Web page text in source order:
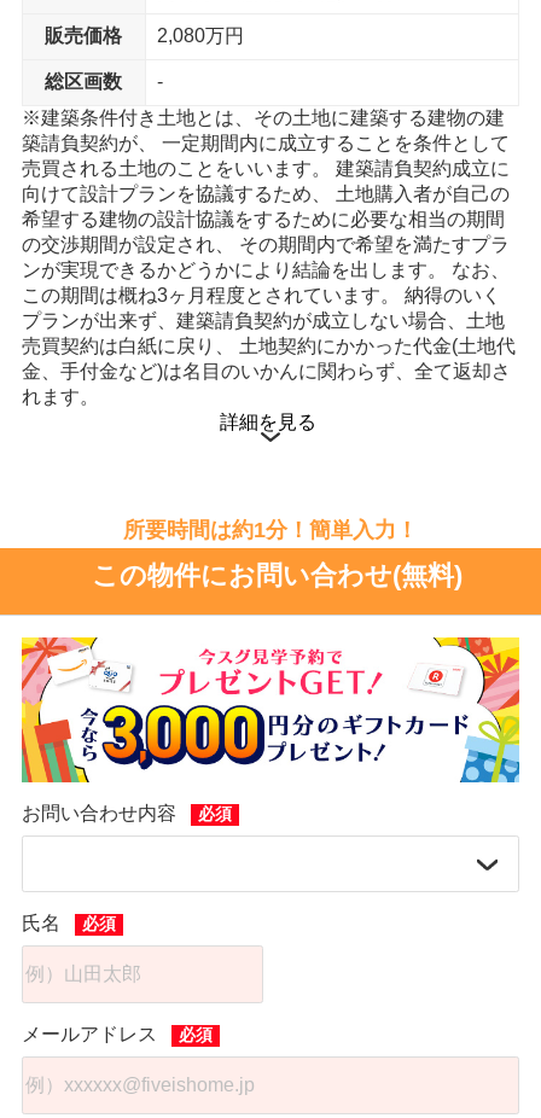
15分
スーパー
ヤオヒロ 東店 まで14分
内科
乾クリニック まで11分
販売価格 2,080万円
総区画数
-
※建築条件付き土地とは、その土地に建築する建物の建
築請負契約が、 一定期間内に成立することを条件として
売買される土地のことをいいます。 建築請負契約成立に
向けて設計プランを協議するため、 土地購入者が自己の
希望する建物の設計協議をするために必要な相当の期間
の交渉期間が設定され、 その期間内で希望を満たすプラ
ンが実現できるかどうかにより結論を出します。 なお、
この期間は概ね3ヶ月程度とされています。 納得のいく
プランが出来ず、建築請負契約が成立しない場合、土地
売買契約は白紙に戻り、 土地契約にかかった代金(土地代
金、手付金など)は名目のいかんに関わらず、全て返却さ
れます。
詳細を見る
所要時間は約1分！簡単入力！
この物件にお問い合わせ(無料)
お問い合わせ内容
氏名
メールアドレス